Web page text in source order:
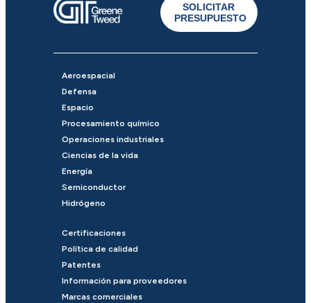
SOLICITAR
PRESUPUESTO
Aeroespacial
Defensa
Espacio
Procesamiento químico
Operaciones industriales
Ciencias de la vida
Energía
Semiconductor
Hidrógeno
Certificaciones
Política de calidad
Patentes
Información para proveedores
Marcas comerciales